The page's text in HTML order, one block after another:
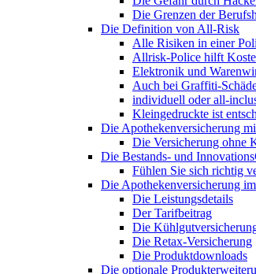
Die Grenzen der
Die Definition von All-Risk
Alle Risiken in einer
Allrisk-Police hilft
Elektronik und
Auch bei Graffiti-
individuell oder all-
Kleingedruckte ist
Die Apothekenversicherung
Die Versicherung ohne
Die Bestands- und
Fühlen Sie sich richtig
Die Apothekenversicherung
Die Leistungsdetails
Der Tarifbeitrag
Die
Die Retax-Versicherung
Die Produktdownloads
Die optionale